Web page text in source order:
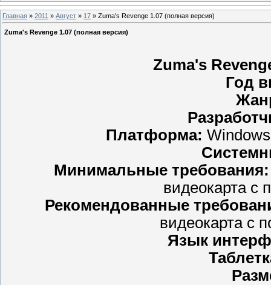
Главная » 2011 » Август » 17 » Zuma's Revenge 1.07 (полная версия)
Zuma's Revenge 1.07 (полная версия)
Zuma's
Год
Платформа:
Минимальные требования:
видеокарта с
Рекомендованные
видеокарта с
Язык